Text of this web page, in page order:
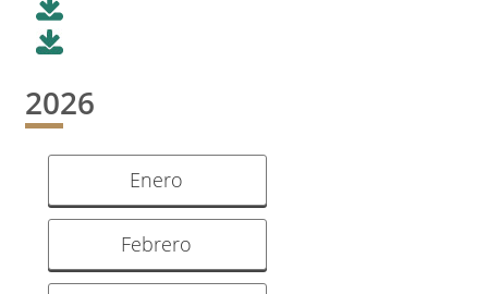
2026
Enero
Febrero